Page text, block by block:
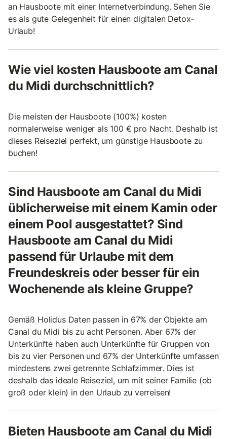
an Hausboote mit einer Internetverbindung. Sehen Sie
es als gute Gelegenheit für einen digitalen Detox-
Urlaub!
Wie viel kosten Hausboote am Canal
du Midi durchschnittlich?
Die meisten der Hausboote (100%) kosten
normalerweise weniger als 100 € pro Nacht. Deshalb ist
dieses Reiseziel perfekt, um günstige Hausboote zu
buchen!
Sind Hausboote am Canal du Midi
üblicherweise mit einem Kamin oder
einem Pool ausgestattet? Sind
Hausboote am Canal du Midi
passend für Urlaube mit dem
Freundeskreis oder besser für ein
Wochenende als kleine Gruppe?
Gemäß Holidus Daten passen in 67% der Objekte am
Canal du Midi bis zu acht Personen. Aber 67% der
Unterkünfte haben auch Unterkünfte für Gruppen von
bis zu vier Personen und 67% der Unterkünfte umfassen
mindestens zwei getrennte Schlafzimmer. Dies ist
deshalb das ideale Reiseziel, um mit seiner Familie (ob
groß oder klein) in den Urlaub zu verreisen!
Bieten Hausboote am Canal du Midi